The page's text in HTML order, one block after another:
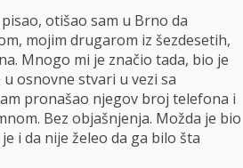
otišao sam u Brno da
mojim drugarom iz šezdesetih,
Mnogo mi je značio tada, bio je
osnovne stvari u vezi sa
pronašao njegov broj telefona i
Bez objašnjenja. Možda je bio
i da nije želeo da ga bilo šta